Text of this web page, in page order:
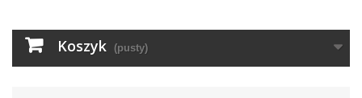
Koszyk (pusty)